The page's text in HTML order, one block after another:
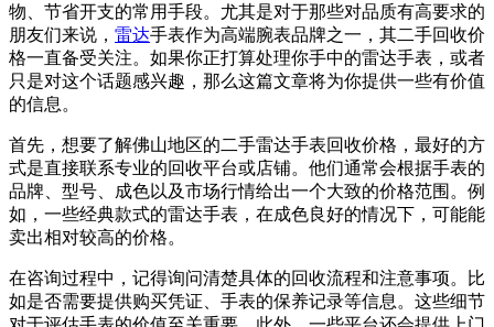
物、节省开支的常用手段。尤其是对于那些对品质有高要求的
朋友们来说， 雷达手表作为高端腕表品牌之一，其二手回收价
格一直备受关注。如果你正打算处理你手中的雷达手表，或者
只是对这个话题感兴趣，那么这篇文章将为你提供一些有价值
的信息。
首先，想要了解佛山地区的二手雷达手表回收价格，最好的方
式是直接联系专业的回收平台或店铺。他们通常会根据手表的
品牌、型号、成色以及市场行情给出一个大致的价格范围。例
如，一些经典款式的雷达手表，在成色良好的情况下，可能能
卖出相对较高的价格。
在咨询过程中，记得询问清楚具体的回收流程和注意事项。比
如是否需要提供购买凭证、手表的保养记录等信息。这些细节